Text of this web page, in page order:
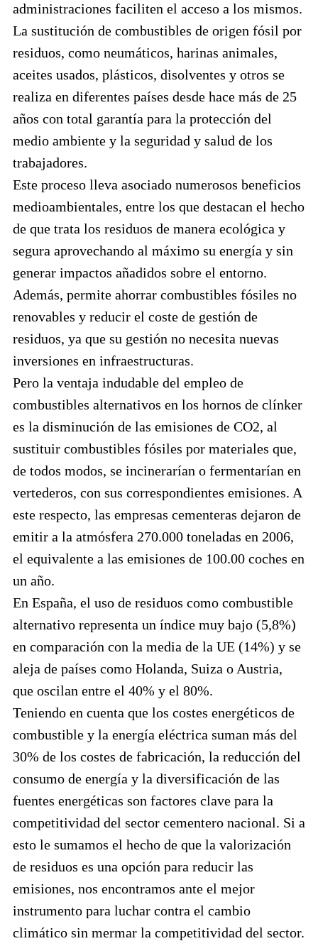
administraciones faciliten el acceso a los mismos.
La sustitución de combustibles de origen fósil por
residuos, como neumáticos, harinas animales,
aceites usados, plásticos, disolventes y otros se
realiza en diferentes países desde hace más de 25
años con total garantía para la protección del
medio ambiente y la seguridad y salud de los
trabajadores.
Este proceso lleva asociado numerosos beneficios
medioambientales, entre los que destacan el hecho
de que trata los residuos de manera ecológica y
segura aprovechando al máximo su energía y sin
generar impactos añadidos sobre el entorno.
Además, permite ahorrar combustibles fósiles no
renovables y reducir el coste de gestión de
residuos, ya que su gestión no necesita nuevas
inversiones en infraestructuras.
Pero la ventaja indudable del empleo de
combustibles alternativos en los hornos de clínker
es la disminución de las emisiones de CO2, al
sustituir combustibles fósiles por materiales que,
de todos modos, se incinerarían o fermentarían en
vertederos, con sus correspondientes emisiones. A
este respecto, las empresas cementeras dejaron de
emitir a la atmósfera 270.000 toneladas en 2006,
el equivalente a las emisiones de 100.00 coches en
un año.
En España, el uso de residuos como combustible
alternativo representa un índice muy bajo (5,8%)
en comparación con la media de la UE (14%) y se
aleja de países como Holanda, Suiza o Austria,
que oscilan entre el 40% y el 80%.
Teniendo en cuenta que los costes energéticos de
combustible y la energía eléctrica suman más del
30% de los costes de fabricación, la reducción del
consumo de energía y la diversificación de las
fuentes energéticas son factores clave para la
competitividad del sector cementero nacional. Si a
esto le sumamos el hecho de que la valorización
de residuos es una opción para reducir las
emisiones, nos encontramos ante el mejor
instrumento para luchar contra el cambio
climático sin mermar la competitividad del sector.